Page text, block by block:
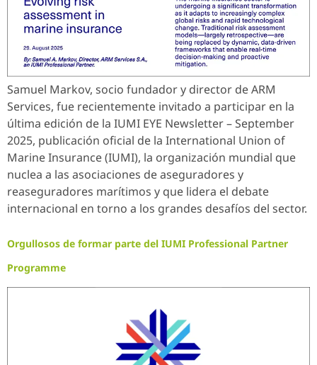
Samuel Markov, socio fundador y director de ARM
Services, fue recientemente invitado a participar en la
última edición de la IUMI EYE Newsletter – September
2025, publicación oficial de la International Union of
Marine Insurance (IUMI), la organización mundial que
nuclea a las asociaciones de aseguradores y
reaseguradores marítimos y que lidera el debate
internacional en torno a los grandes desafíos del sector.
Orgullosos de formar parte del IUMI Professional Partner
Programme